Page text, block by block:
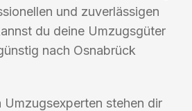
und zuverlässigen
du deine Umzugsgüter
nach Osnabrück
Umzugsexperten stehen dir